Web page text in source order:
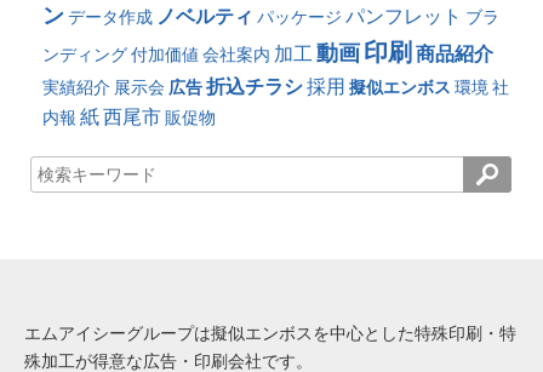
ンデータ作成 ノベルティ パッケージ パンフレット ブラ
ンディング付加価値 会社案内 加工動画印刷 商品紹介
実績紹介 展示会 広告折込チラシ採用 擬似エンボス 環境 社
内報 紙西尾市 販促物
エムアイシーグループは擬似エンボスを中心とした特殊印刷・特
殊加工が得意な広告・印刷会社です。